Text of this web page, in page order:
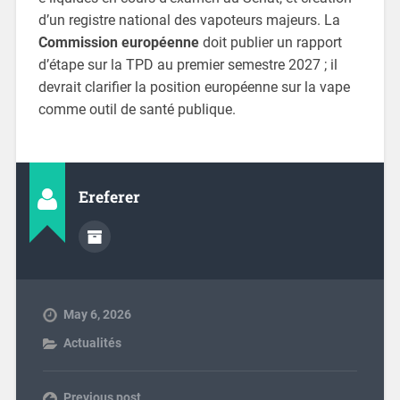
d’un registre national des vapoteurs majeurs. La
Commission européennedoit publier un rapport
d’étape sur la TPD au premier semestre 2027 ; il
devrait clarifier la position européenne sur la vape
comme outil de santé publique.
Ereferer
May 6, 2026
Actualités